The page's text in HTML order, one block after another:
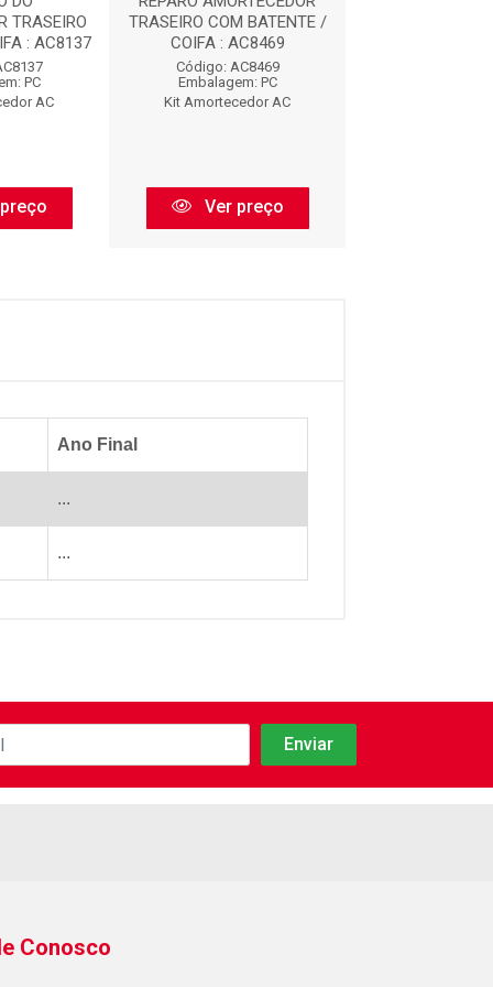
TRASEIRO
: AC8137
PC
AC
TRASEIRO COM BATENTE /
COIFA : AC8469
Código: AC8469
Embalagem: PC
Kit Amortecedor AC
Ver preço
Ano Final
...
...
Conosco